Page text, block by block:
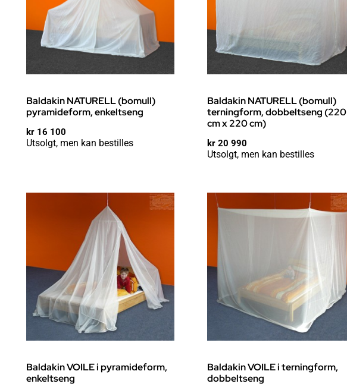
Baldakin NATURELL (bomull)
pyramideform, enkeltseng
kr 16 100
Utsolgt, men kan bestilles
Baldakin NATURELL (bomull)
terningform, dobbeltseng (220
cm x 220 cm)
kr 20 990
Utsolgt, men kan bestilles
Baldakin VOILE i pyramideform,
enkeltseng
Baldakin VOILE i terningform,
dobbeltseng